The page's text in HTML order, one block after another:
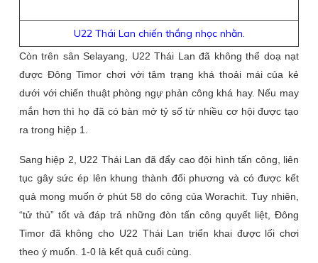
U22 Thái Lan chiến thắng nhọc nhằn.
Còn trên sân Selayang, U22 Thái Lan đã không thể doạ nạt
được Đông Timor chơi với tâm trạng khá thoải mái của kẻ
dưới với chiến thuật phòng ngự phản công khá hay. Nếu may
mắn hơn thì họ đã có bàn mở tỷ số từ nhiều cơ hội được tạo
ra trong hiệp 1.
Sang hiệp 2, U22 Thái Lan đã đẩy cao đội hình tấn công, liên
tục gây sức ép lên khung thành đối phương và có được kết
quả mong muốn ở phút 58 do công của Worachit. Tuy nhiên,
“tử thủ” tốt và đáp trả những đòn tấn công quyết liệt, Đông
Timor đã không cho U22 Thái Lan triển khai được lối chơi
theo ý muốn. 1-0 là kết quả cuối cùng.